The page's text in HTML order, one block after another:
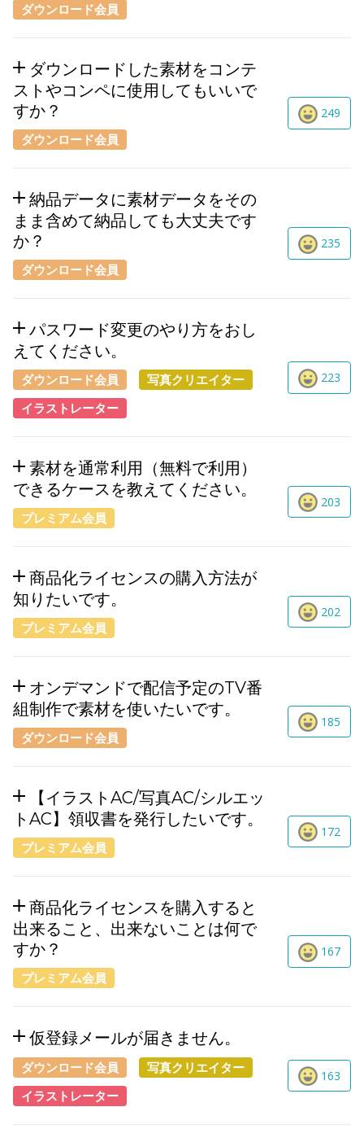
ダウンロード会員
ダウンロードした素材をコンテ
ストやコンペに使用してもいいで
すか？
ダウンロード会員
249
納品データに素材データをその
まま含めて納品しても大丈夫です
か？
ダウンロード会員
235
パスワード変更のやり方をおし
えてください。
ダウンロード会員
写真クリエイター
イラストレーター
223
素材を通常利用（無料で利用）
できるケースを教えてください。
プレミアム会員
203
商品化ライセンスの購入方法が
知りたいです。
プレミアム会員
202
オンデマンドで配信予定のTV番
組制作で素材を使いたいです。
ダウンロード会員
185
【イラストAC/写真AC/シルエッ
トAC】領収書を発行したいです。
プレミアム会員
172
商品化ライセンスを購入すると
出来ること、出来ないことは何で
すか？
プレミアム会員
167
仮登録メールが届きません。
ダウンロード会員
写真クリエイター
イラストレーター
163